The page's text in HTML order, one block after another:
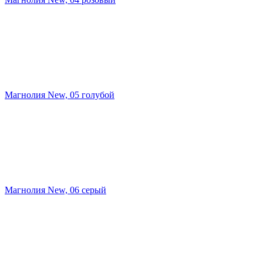
Магнолия New, 05 голубой
Магнолия New, 06 серый